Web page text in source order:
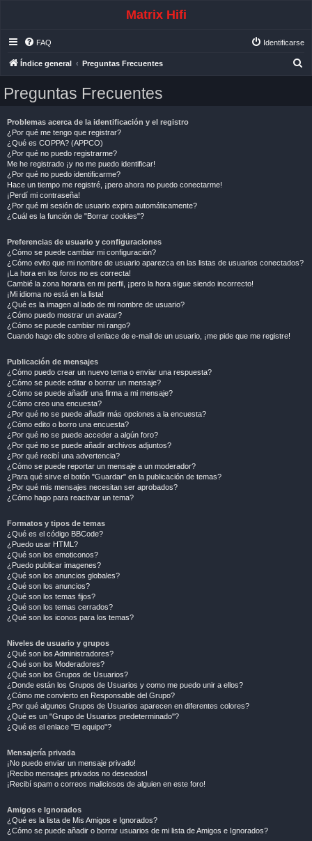
Matrix Hifi
FAQ Identificarse
Índice general Preguntas Frecuentes
Preguntas Frecuentes
Problemas acerca de la identificación y el registro
¿Por qué me tengo que registrar?
¿Qué es COPPA? (APPCO)
¿Por qué no puedo registrarme?
Me he registrado ¡y no me puedo identificar!
¿Por qué no puedo identificarme?
Hace un tiempo me registré, ¡pero ahora no puedo conectarme!
¡Perdí mi contraseña!
¿Por qué mi sesión de usuario expira automáticamente?
¿Cuál es la función de "Borrar cookies"?
Preferencias de usuario y configuraciones
¿Cómo se puede cambiar mi configuración?
¿Cómo evito que mi nombre de usuario aparezca en las listas de usuarios conectados?
¡La hora en los foros no es correcta!
Cambié la zona horaria en mi perfil, ¡pero la hora sigue siendo incorrecto!
¡Mi idioma no está en la lista!
¿Qué es la imagen al lado de mi nombre de usuario?
¿Cómo puedo mostrar un avatar?
¿Cómo se puede cambiar mi rango?
Cuando hago clic sobre el enlace de e-mail de un usuario, ¡me pide que me registre!
Publicación de mensajes
¿Cómo puedo crear un nuevo tema o enviar una respuesta?
¿Cómo se puede editar o borrar un mensaje?
¿Cómo se puede añadir una firma a mi mensaje?
¿Cómo creo una encuesta?
¿Por qué no se puede añadir más opciones a la encuesta?
¿Cómo edito o borro una encuesta?
¿Por qué no se puede acceder a algún foro?
¿Por qué no se puede añadir archivos adjuntos?
¿Por qué recibí una advertencia?
¿Cómo se puede reportar un mensaje a un moderador?
¿Para qué sirve el botón "Guardar" en la publicación de temas?
¿Por qué mis mensajes necesitan ser aprobados?
¿Cómo hago para reactivar un tema?
Formatos y tipos de temas
¿Qué es el código BBCode?
¿Puedo usar HTML?
¿Qué son los emoticonos?
¿Puedo publicar imagenes?
¿Qué son los anuncios globales?
¿Qué son los anuncios?
¿Qué son los temas fijos?
¿Qué son los temas cerrados?
¿Qué son los iconos para los temas?
Niveles de usuario y grupos
¿Qué son los Administradores?
¿Qué son los Moderadores?
¿Qué son los Grupos de Usuarios?
¿Donde están los Grupos de Usuarios y como me puedo unir a ellos?
¿Cómo me convierto en Responsable del Grupo?
¿Por qué algunos Grupos de Usuarios aparecen en diferentes colores?
¿Qué es un "Grupo de Usuarios predeterminado"?
¿Qué es el enlace "El equipo"?
Mensajería privada
¡No puedo enviar un mensaje privado!
¡Recibo mensajes privados no deseados!
¡Recibí spam o correos maliciosos de alguien en este foro!
Amigos e Ignorados
¿Qué es la lista de Mis Amigos e Ignorados?
¿Cómo se puede añadir o borrar usuarios de mi lista de Amigos e Ignorados?